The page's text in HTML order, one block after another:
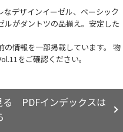
デザインイーゼル、ベーシック
ルがダントツの品揃え。安定した
情報を一部掲載しています。 物
をご確認ください。
る PDFインデックスは